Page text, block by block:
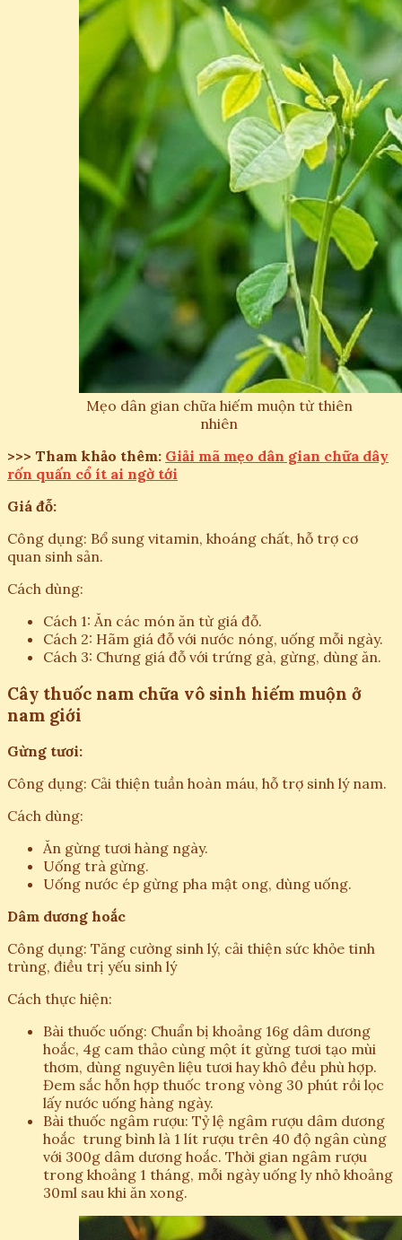
Mẹo dân gian chữa hiếm muộn từ thiên
nhiên
>>> Tham khảo thêm: Giải mã mẹo dân gian chữa dây
rốn quấn cổ ít ai ngờ tới
Giá đỗ:
Công dụng: Bổ sung vitamin, khoáng chất, hỗ trợ cơ
quan sinh sản.
Cách dùng:
Cách 1: Ăn các món ăn từ giá đỗ.
Cách 2: Hãm giá đỗ với nước nóng, uống mỗi ngày.
Cách 3: Chưng giá đỗ với trứng gà, gừng, dùng ăn.
Cây thuốc nam chữa vô sinh hiếm muộn ở
nam giới
Gừng tươi:
Công dụng: Cải thiện tuần hoàn máu, hỗ trợ sinh lý nam.
Cách dùng:
Ăn gừng tươi hàng ngày.
Uống trà gừng.
Uống nước ép gừng pha mật ong, dùng uống.
Dâm dương hoắc
Công dụng: Tăng cường sinh lý, cải thiện sức khỏe tinh
trùng, điều trị yếu sinh lý
Cách thực hiện:
Bài thuốc uống: Chuẩn bị khoảng 16g dâm dương
hoắc, 4g cam thảo cùng một ít gừng tươi tạo mùi
thơm, dùng nguyên liệu tươi hay khô đều phù hợp.
Đem sắc hỗn hợp thuốc trong vòng 30 phút rồi lọc
lấy nước uống hàng ngày.
Bài thuốc ngâm rượu: Tỷ lệ ngâm rượu dâm dương
hoắc trung bình là 1 lít rượu trên 40 độ ngân cùng
với 300g dâm dương hoắc. Thời gian ngâm rượu
trong khoảng 1 tháng, mỗi ngày uống ly nhỏ khoảng
30ml sau khi ăn xong.